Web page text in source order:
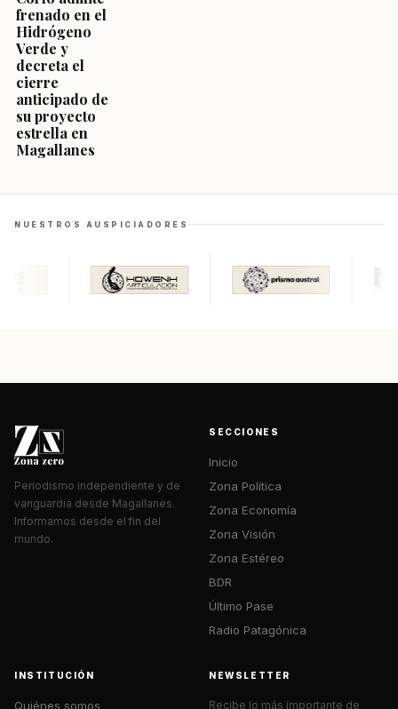
frenado en el
Hidrógeno
Verde y
decreta el
cierre
anticipado de
su proyecto
estrella en
Magallanes
NUESTROS AUSPICIADORES
Periodismo independiente y de
vanguardia desde Magallanes.
Informamos desde el fin del
mundo.
SECCIONES
Inicio
Zona Política
Zona Economía
Zona Visión
Zona Estéreo
BDR
Último Pase
Radio Patagónica
INSTITUCIÓN
Quiénes somos
NEWSLETTER
Recibe lo más importante de